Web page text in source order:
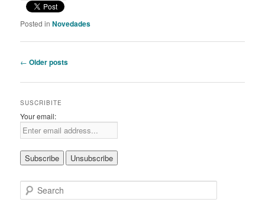
Posted in Novedades
Post
← Older posts
SUSCRIBITE
Your email:
e